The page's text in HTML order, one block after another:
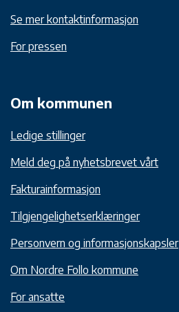
Se mer kontaktinformasjon
For pressen
Om kommunen
Ledige stillinger
Meld deg på nyhetsbrevet vårt
Fakturainformasjon
Tilgjengelighetserklæringer
Personvern og informasjonskapsler
Om Nordre Follo kommune
For ansatte